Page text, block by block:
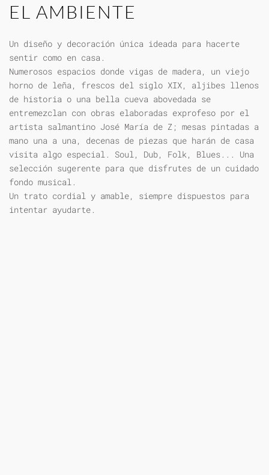
EL AMBIENTE
Un diseño y decoración única ideada para hacerte
sentir como en casa.
Numerosos espacios donde vigas de madera, un viejo
horno de leña, frescos del siglo XIX, aljibes llenos
de historia o una bella cueva abovedada se
entremezclan con obras elaboradas exprofeso por el
artista salmantino José María de Z; mesas pintadas a
mano una a una, decenas de piezas que harán de casa
visita algo especial. Soul, Dub, Folk, Blues... Una
selección sugerente para que disfrutes de un cuidado
fondo musical.
Un trato cordial y amable, siempre dispuestos para
intentar ayudarte.